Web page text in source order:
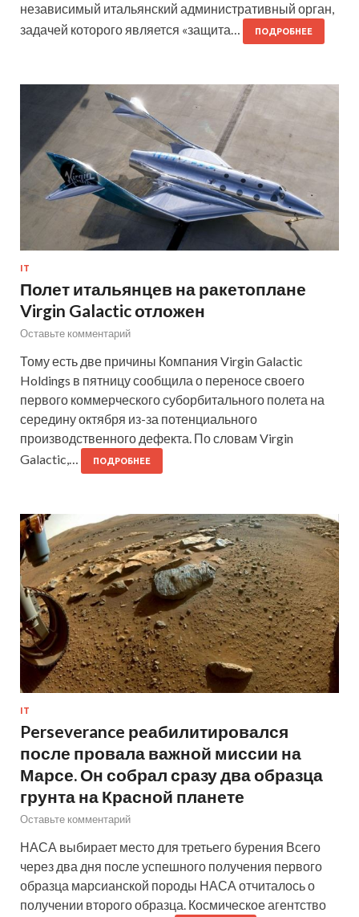
независимый итальянский административный орган,
задачей которого является «защита…
ПОДРОБНЕЕ
IT
Полет итальянцев на ракетоплане
Virgin Galactic отложен
Оставьте комментарий
Тому есть две причины Компания Virgin Galactic
Holdings в пятницу сообщила о переносе своего
первого коммерческого суборбитального полета на
середину октября из-за потенциального
производственного дефекта. По словам Virgin
Galactic,…
ПОДРОБНЕЕ
IT
Perseverance реабилитировался
после провала важной миссии на
Марсе. Он собрал сразу два образца
грунта на Красной планете
Оставьте комментарий
НАСА выбирает место для третьего бурения Всего
через два дня после успешного получения первого
образца марсианской породы НАСА отчиталось о
получении второго образца. Космическое агентство